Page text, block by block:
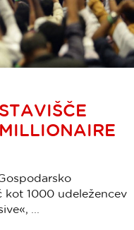
kot 1000 udeležencev
...